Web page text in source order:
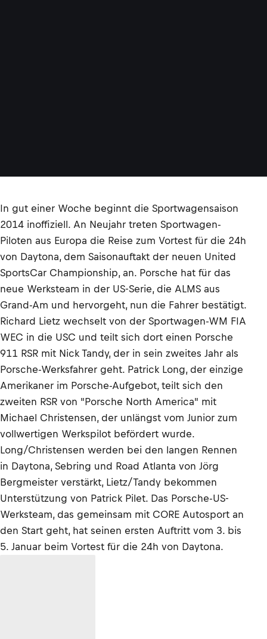
In gut einer Woche beginnt die Sportwagensaison
2014 inoffiziell. An Neujahr treten Sportwagen-
Piloten aus Europa die Reise zum Vortest für die 24h
von Daytona, dem Saisonauftakt der neuen United
SportsCar Championship, an. Porsche hat für das
neue Werksteam in der US-Serie, die ALMS aus
Grand-Am und hervorgeht, nun die Fahrer bestätigt.
Richard Lietz wechselt von der Sportwagen-WM FIA
WEC in die USC und teilt sich dort einen Porsche
911 RSR mit Nick Tandy, der in sein zweites Jahr als
Porsche-Werksfahrer geht. Patrick Long, der einzige
Amerikaner im Porsche-Aufgebot, teilt sich den
zweiten RSR von "Porsche North America" mit
Michael Christensen, der unlängst vom Junior zum
vollwertigen Werkspilot befördert wurde.
Long/Christensen werden bei den langen Rennen
in Daytona, Sebring und Road Atlanta von Jörg
Bergmeister verstärkt, Lietz/Tandy bekommen
Unterstützung von Patrick Pilet. Das Porsche-US-
Werksteam, das gemeinsam mit CORE Autosport an
den Start geht, hat seinen ersten Auftritt vom 3. bis
5. Januar beim Vortest für die 24h von Daytona.